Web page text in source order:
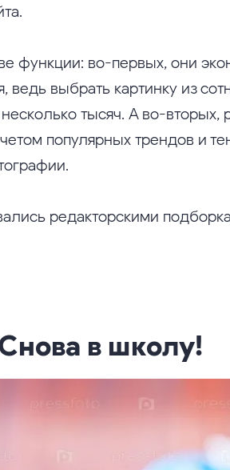
функции: во-первых, они
ведь выбрать картинку из
тысяч. А во-вторых,
популярных трендов и
редакторскими
в школу!